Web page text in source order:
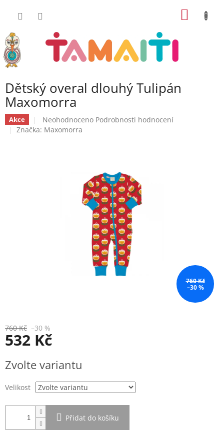
Dětský overal dlouhý Tulipán
Maxomorra
Akce
Průměrné
hodnocení
Neohodnoceno Podrobnosti hodnocení
Značka: Maxomorra
760 Kč
–30 %
760 Kč –30 %
532 Kč
cena:
Zvolte variantu
Velikost
Přidat do košíku